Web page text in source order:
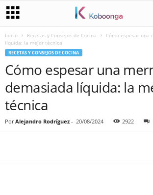
Inicio Recetas y Consejos de Cocina
Cómo espesar una
líquida: la mejor técnica
RECETAS Y CONSEJOS DE COCINA
Cómo espesar una
demasiada líquida: la
técnica
Por Alejandro Rodríguez - 20/08/2024 2922